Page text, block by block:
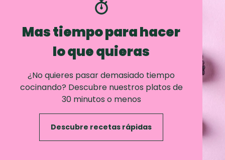
Mas tiempo para hacer
lo que quieras
¿No quieres pasar demasiado tiempo
cocinando? Descubre nuestros platos de
30 minutos o menos
Descubre recetas rápidas